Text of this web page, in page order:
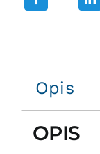
Opis
OPIS